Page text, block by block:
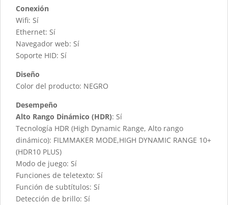
Conexión
Wifi: Sí
Ethernet: Sí
Navegador web: Sí
Soporte HID: Sí
Diseño
Color del producto: NEGRO
Desempeño
Alto Rango Dinámico (HDR): Sí
Tecnología HDR (High Dynamic Range, Alto rango
dinámico): FILMMAKER MODE,HIGH DYNAMIC RANGE 10+
(HDR10 PLUS)
Modo de juego: Sí
Funciones de teletexto: Sí
Función de subtítulos: Sí
Detección de brillo: Sí